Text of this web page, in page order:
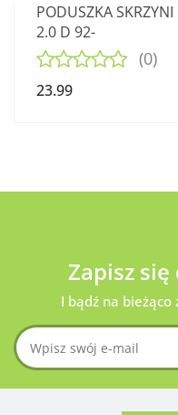
PODUSZKA
2.0 D 92-
(0)
23.99
Zapisz
I bądź na